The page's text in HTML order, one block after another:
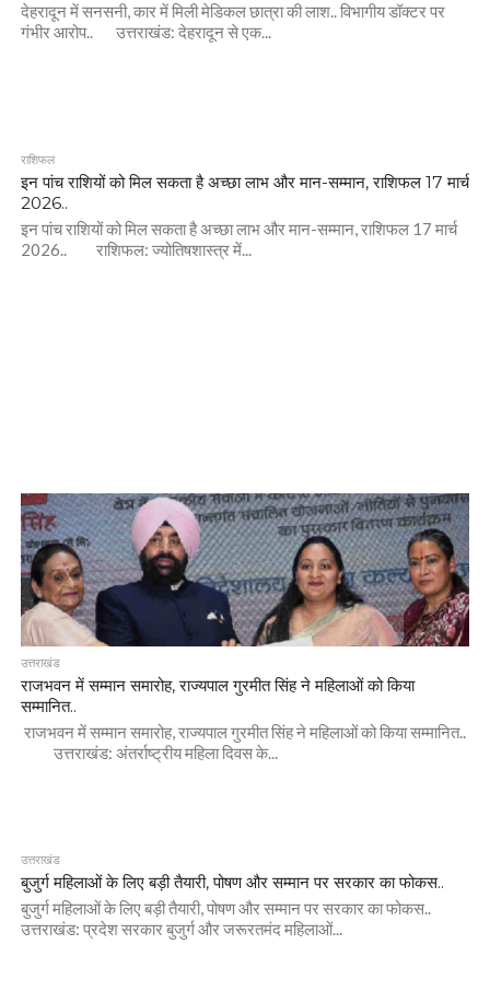
देहरादून में सनसनी, कार में मिली मेडिकल छात्रा की लाश.. विभागीय डॉक्टर पर
गंभीर आरोप.. उत्तराखंड: देहरादून से एक...
राशिफल
इन पांच राशियों को मिल सकता है अच्छा लाभ और मान-सम्मान, राशिफल 17 मार्च
2026..
इन पांच राशियों को मिल सकता है अच्छा लाभ और मान-सम्मान, राशिफल 17 मार्च
2026.. राशिफल: ज्योतिषशास्त्र में...
उत्तराखंड
राजभवन में सम्मान समारोह, राज्यपाल गुरमीत सिंह ने महिलाओं को किया
सम्मानित..
राजभवन में सम्मान समारोह, राज्यपाल गुरमीत सिंह ने महिलाओं को किया सम्मानित..
उत्तराखंड: अंतर्राष्ट्रीय महिला दिवस के...
उत्तराखंड
बुजुर्ग महिलाओं के लिए बड़ी तैयारी, पोषण और सम्मान पर सरकार का फोकस..
बुजुर्ग महिलाओं के लिए बड़ी तैयारी, पोषण और सम्मान पर सरकार का फोकस..
उत्तराखंड: प्रदेश सरकार बुजुर्ग और जरूरतमंद महिलाओं...